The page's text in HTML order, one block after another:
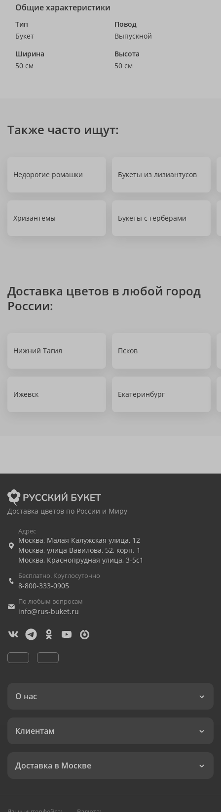
Общие характеристики
Тип
Букет
Повод
Выпускной
Ширина
50 см
Высота
50 см
Также часто ищут:
Недорогие ромашки Букеты из лизиантусов
Хризантемы Букеты с герберами
Доставка цветов в любой город
России:
Нижний Тагил Псков
Ижевск Екатеринбург
Доставка цветов по России и Миру
Адрес
Москва, Малая Калужская улица, 12
Москва, улица Вавилова, 52, корп. 1
Москва, Краснопрудная улица, 3-5с1
Бесплатно. Круглосуточно
8-800-333-0905
По любым вопросам
info@rus-buket.ru
О нас
Клиентам
Доставка в Москве